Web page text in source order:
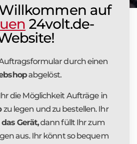
auf
24volt.de-
durch einen
abgelöst.
die Möglichkeit Aufträge in
zu legen und zu bestellen. Ihr
Gerät,dann füllt Ihr zum
aus. Ihr könnt so bequem